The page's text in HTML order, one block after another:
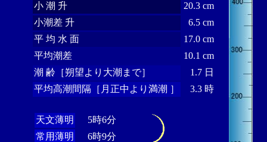
小 潮 升
20.3 cm
小潮差 升
6.5 cm
平 均 水 面
17.0 cm
平均潮差
10.1 cm
潮 齢［朔望より大潮まで］
1.7 日
平均高潮間隔［月正中より満潮 ］
3.3 時
天文薄明
5時6分
常用薄明
6時9分